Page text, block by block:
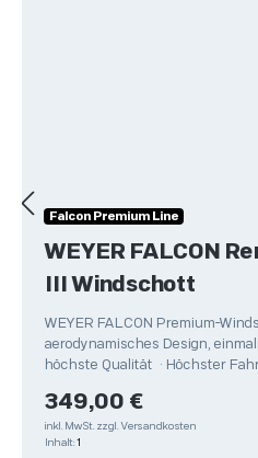
Falcon Premium Line
WEYER FALCON
III Windschott
WEYER FALCON Premium-
aerodynamisches Design,
höchste Qualität • Höchster
Regulärer Preis:
349,00 €
inkl. MwSt. zzgl. Versandkosten
Inhalt: 1